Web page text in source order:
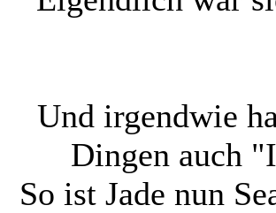
Und irgendwie
Dingen auch
So ist Jade nun